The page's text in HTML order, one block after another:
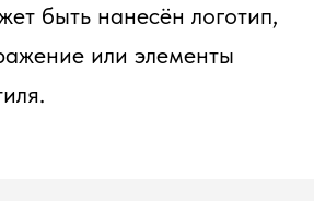
быть нанесён логотип,
или элементы